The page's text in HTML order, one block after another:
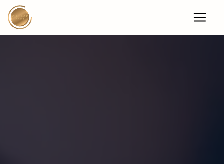
Panneau de gestion des cookies